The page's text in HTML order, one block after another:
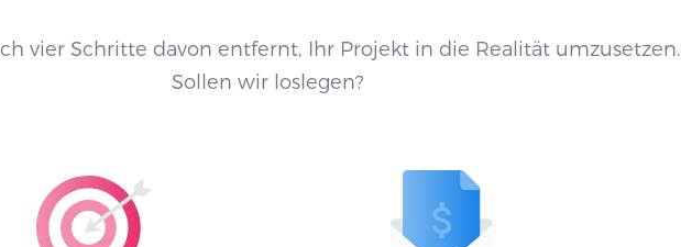
vier Schritte davon entfernt, Ihr Projekt in die Realität umzusetzen.
Sollen wir loslegen?